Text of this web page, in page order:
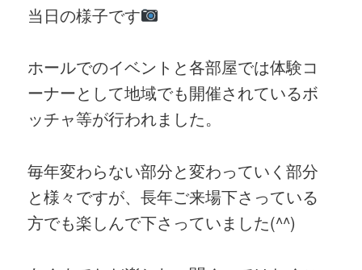
当日の様子です
ホールでのイベントと各部屋では体験コ
ーナーとして地域でも開催されているボ
ッチャ等が行われました。
毎年変わらない部分と変わっていく部分
と様々ですが、長年ご来場下さっている
方でも楽しんで下さっていました(^^)